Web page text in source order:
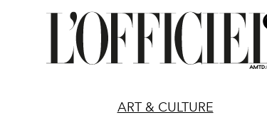
ART & CULTURE